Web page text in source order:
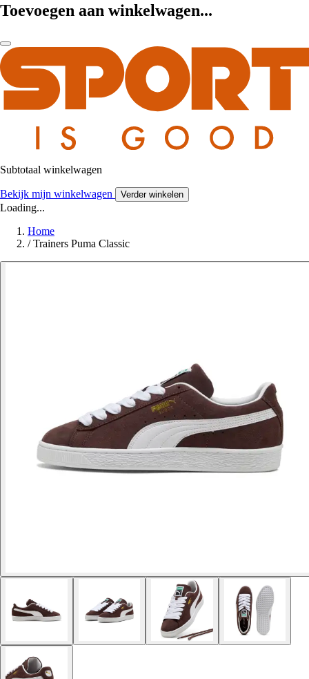
Toevoegen aan winkelwagen...
Subtotaal winkelwagen
Bekijk mijn winkelwagen Verder winkelen
Loading...
Home
/ Trainers Puma Classic